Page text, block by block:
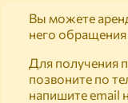
Вы можете
него
Для получения
позвоните по
напишите email